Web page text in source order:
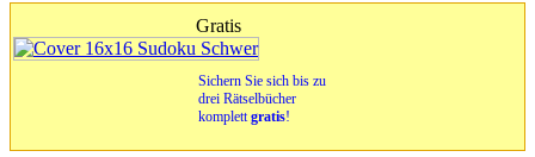
Gratis
Sichern Sie sich bis zu
drei Rätselbücher
komplettgratis!